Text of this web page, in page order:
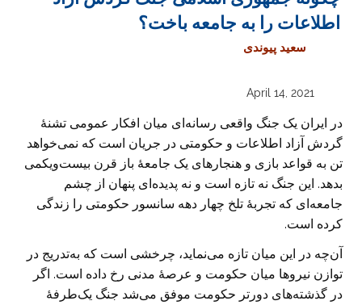
اطلاعات را به جامعه باخت؟
سعید پیوندی
April 14, 2021
در ایران یک جنگ واقعی رسانه‌‌ای میان افکار عمومی تشنهٔ
گردش آزاد اطلاعات و حکومتی در جریان است که نمی‌خواهد
تن به قواعد بازی و هنجارهای یک جامعهٔ باز قرن بیست‌ویکمی
بدهد. این جنگ نه تازه است و نه پدیده‌‌ای پنهان از چشم
جامعه‌‌ای که تجربهٔ تلخ چهار دهه سانسور حکومتی را زندگی
کرده است.
آن‌چه در این میان تازه می‌نماید، چرخشی است که به‌تدریج در
توازن نیروها میان حکومت و عرصهٔ مدنی رخ داده است. اگر
در گذشته‌های دورتر حکومت موفق می‌شد جنگ یک‌طرفهٔ